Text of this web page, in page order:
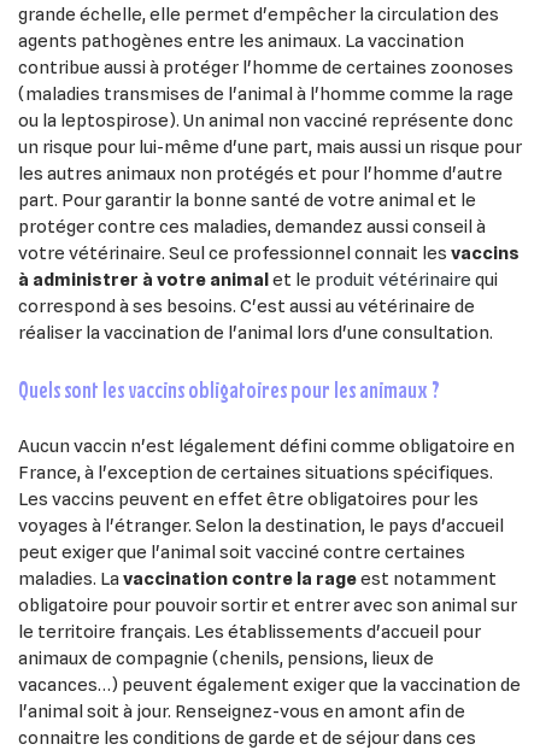
grande échelle, elle permet d'empêcher la circulation des
agents pathogènes entre les animaux. La vaccination
contribue aussi à protéger l'homme de certaines zoonoses
(maladies transmises de l'animal à l'homme comme la rage
ou la leptospirose). Un animal non vacciné représente donc
un risque pour lui-même d'une part, mais aussi un risque pour
les autres animaux non protégés et pour l'homme d'autre
part. Pour garantir la bonne santé de votre animal et le
protéger contre ces maladies, demandez aussi conseil à
votre vétérinaire. Seul ce professionnel connait les vaccins
à administrer à votre animalet le produit vétérinaire qui
correspond à ses besoins. C'est aussi au vétérinaire de
réaliser la vaccination de l'animal lors d'une consultation.
quels sont les vaccins obligatoires pour les animaux ?
Aucun vaccin n'est légalement défini comme obligatoire en
France, à l'exception de certaines situations spécifiques.
Les vaccins peuvent en effet être obligatoires pour les
voyages à l'étranger. Selon la destination, le pays d'accueil
peut exiger que l'animal soit vacciné contre certaines
maladies. Lavaccination contre la rageest notamment
obligatoire pour pouvoir sortir et entrer avec son animal sur
le territoire français. Les établissements d'accueil pour
animaux de compagnie (chenils, pensions, lieux de
vacances…) peuvent également exiger que la vaccination de
l'animal soit à jour. Renseignez-vous en amont afin de
connaitre les conditions de garde et de séjour dans ces
Ajouter à ma liste d'envies ×
add_circle_outline Créer une nouvelle liste
((modalTitle)) ×
((confirmMessage))
Créer une liste d'envies ×
Nom de la liste d'envies
Connexion ×
Vous devez être connecté pour ajouter des produits à votre
liste d'envies.